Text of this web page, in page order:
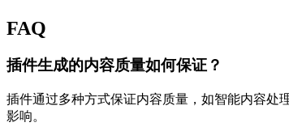
FAQ
插件生成的内容质量如何保证？
插件通过多种方式保证内容质量，如智能内容处
影响。